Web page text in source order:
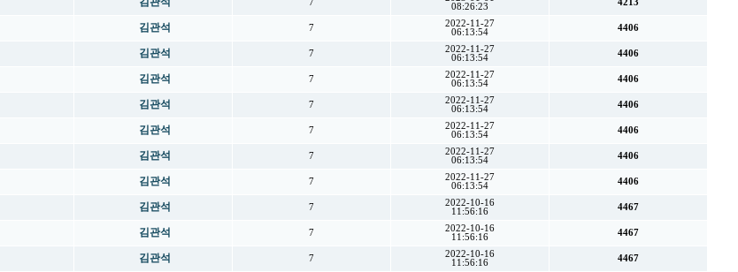
7
08:26:23
4213
김관석 7
2022-11-27
06:13:54
4406
김관석 7
2022-11-27
06:13:54
4406
김관석 7
2022-11-27
06:13:54
4406
김관석 7
2022-11-27
06:13:54
4406
김관석 7
2022-11-27
06:13:54
4406
김관석 7
2022-11-27
06:13:54
4406
김관석 7
2022-11-27
06:13:54
4406
김관석 7
2022-10-16
11:56:16
4467
김관석 7
2022-10-16
11:56:16
4467
김관석 7
2022-10-16
11:56:16
4467